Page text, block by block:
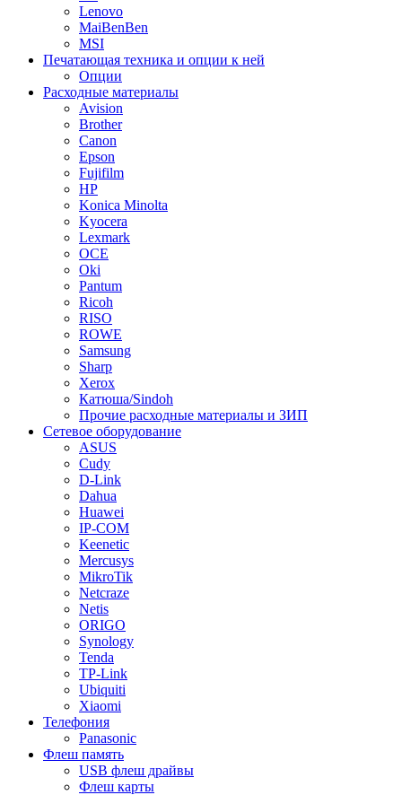
Lenovo
MaiBenBen
MSI
Печатающая техника и опции к ней
Опции
Расходные материалы
Avision
Brother
Canon
Epson
Fujifilm
HP
Konica Minolta
Kyocera
Lexmark
OCE
Oki
Pantum
Ricoh
RISO
ROWE
Samsung
Sharp
Xerox
Катюша/Sindoh
Прочие расходные материалы и ЗИП
Сетевое оборудование
ASUS
Cudy
D-Link
Dahua
Huawei
IP-COM
Keenetic
Mercusys
MikroTik
Netcraze
Netis
ORIGO
Synology
Tenda
TP-Link
Ubiquiti
Xiaomi
Телефония
Panasonic
Флеш память
USB флеш драйвы
Флеш карты